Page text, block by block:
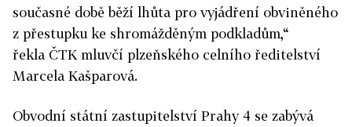
současné době běží lhůta pro vyjádření obviněného
z přestupku ke shromážděným podkladům,“
řekla ČTK mluvčí plzeňského celního ředitelství
Marcela Kašparová.
Obvodní státní zastupitelství Prahy 4 se zabývá